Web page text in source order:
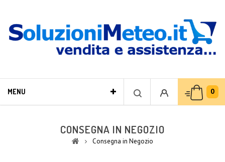
0
MENU
CONSEGNA IN NEGOZIO
Consegna in Negozio